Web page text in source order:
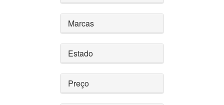
Marcas
Estado
Preço